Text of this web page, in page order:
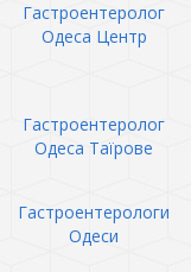
Гастроентеролог
Одеса Центр
Гастроентеролог
Одеса Таїрове
Гастроентерологи
Одеси